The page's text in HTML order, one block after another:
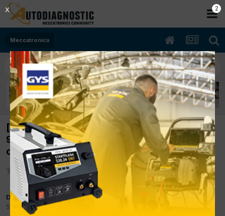
Meccatronica
[Alfa romeo spider 24mtj 02/2007 2387cc
939a3000 147Kw Diesel] Problemi apertura
capote
Da Stefyx
5 Settembre 2017
2
X